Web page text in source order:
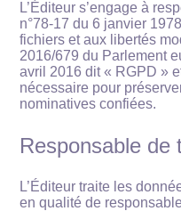
L’Éditeur s’engage à
n°78-17 du 6 janvier
fichiers et aux libertés
2016/679 du Parlement
avril 2016 dit « RGPD »
nécessaire pour
nominatives confiées.
Responsable de
L’Éditeur traite les
en qualité de